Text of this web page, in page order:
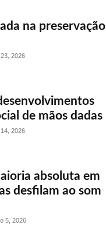
na preservação
2026
de mãos dadas
2026
absoluta em
desfilam ao som
5, 2026